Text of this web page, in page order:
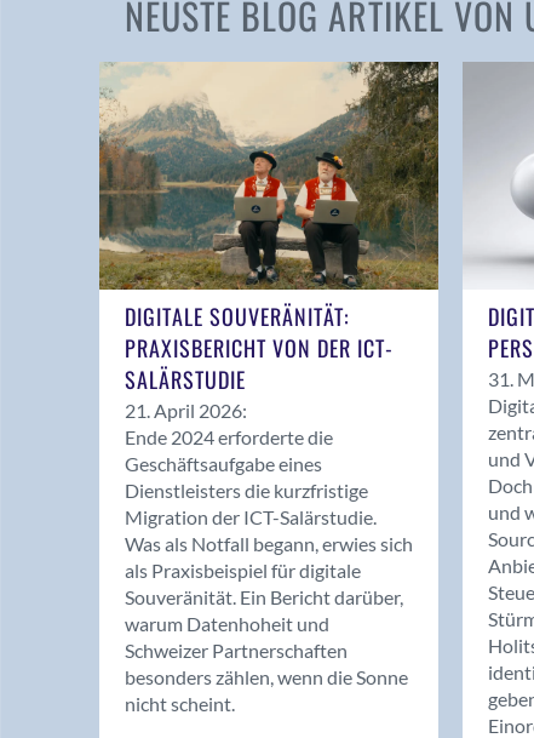
NEUSTE BLOG ARTIKEL VON
DIGITALE SOUVERÄNITÄT:
PRAXISBERICHT VON DER ICT-
SALÄRSTUDIE
21. April 2026:
Ende 2024 erforderte die
Geschäftsaufgabe eines
Dienstleisters die kurzfristige
Migration der ICT-Salärstudie.
Was als Notfall begann, erwies sich
als Praxisbeispiel für digitale
Souveränität. Ein Bericht darüber,
warum Datenhoheit und
Schweizer Partnerschaften
besonders zählen, wenn die Sonne
nicht scheint.
31.
und
und